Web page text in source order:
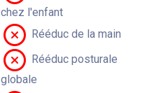
chez l'enfant
Rééduc de la main
Rééduc posturale
globale